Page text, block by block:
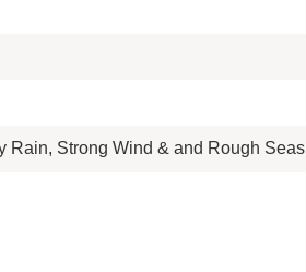
Rain, Strong Wind & and Rough Seas